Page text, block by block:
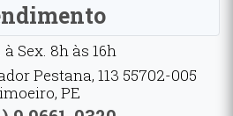
à Sex. 8h às 16h
Pestana, 113 55702-005
PE